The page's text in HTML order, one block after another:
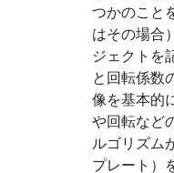
つかのこと
はその場合
ジェクトを
と回転係数
像を基本的
や回転など
ルゴリズム
プレート）